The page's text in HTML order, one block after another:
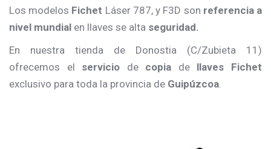
Los modelos Fichet Láser 787, y F3D son referencia a
nivel mundial en llaves se alta seguridad.
En nuestra tienda de Donostia (C/Zubieta 11)
ofrecemos el servicio de copia de llaves Fichet
exclusivo para toda la provincia de Guipúzcoa